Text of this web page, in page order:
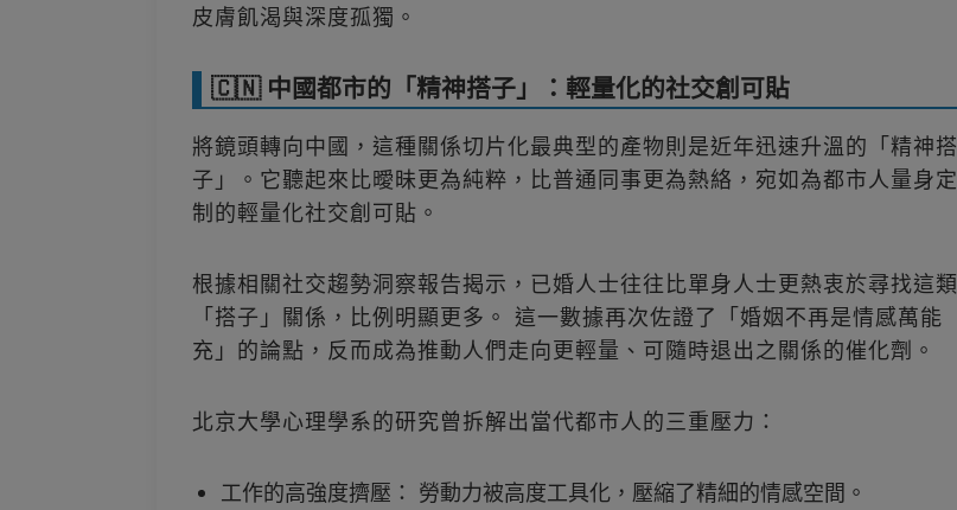
皮膚飢渴與深度孤獨。
🇨🇳 中國都市的「精神搭子」：輕量化的社交創可貼
將鏡頭轉向中國，這種關係切片化最典型的產物則是近年迅速升溫的「精神搭
子」。它聽起來比曖昧更為純粹，比普通同事更為熱絡，宛如為都市人量身定
制的輕量化社交創可貼。
根據相關社交趨勢洞察報告揭示，已婚人士往往比單身人士更熱衷於尋找這類
「搭子」關係，比例明顯更多。 這一數據再次佐證了「婚姻不再是情感萬能
充」的論點，反而成為推動人們走向更輕量、可隨時退出之關係的催化劑。
北京大學心理學系的研究曾拆解出當代都市人的三重壓力：
工作的高強度擠壓： 勞動力被高度工具化，壓縮了精細的情感空間。